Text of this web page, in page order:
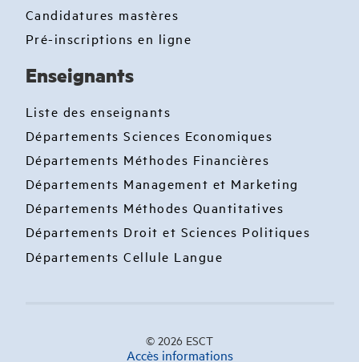
Candidatures mastères
Pré-inscriptions en ligne
Enseignants
Liste des enseignants
Départements Sciences Economiques
Départements Méthodes Financières
Départements Management et Marketing
Départements Méthodes Quantitatives
Départements Droit et Sciences Politiques
Départements Cellule Langue
© 2026 ESCT
Accès informations